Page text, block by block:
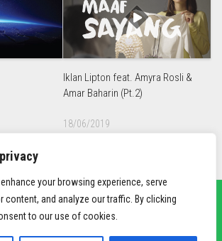
your browsing experience, serve
content, and analyze our traffic. By clicking
to our use of cookies.
Iklan Lipton feat. Amyra Rosli &
Amar Baharin (Pt.2)
18/06/2019
sief3r.com